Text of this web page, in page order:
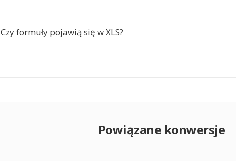
Czy formuły pojawią się w XLS?
Powiązane konwersje